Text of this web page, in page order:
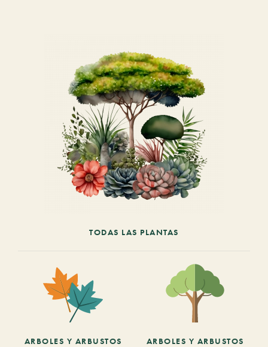
TODAS LAS PLANTAS
ARBOLES Y ARBUSTOS
ARBOLES Y ARBUSTOS